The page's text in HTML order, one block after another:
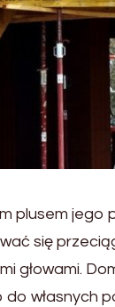
plusem
się
głowami.
własnych